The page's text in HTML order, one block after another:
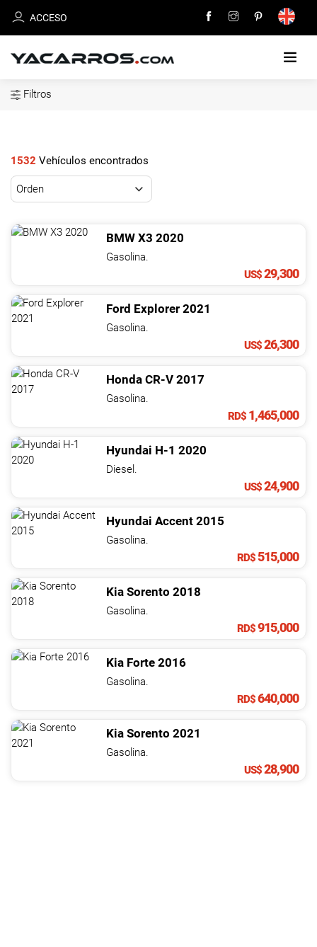
ACCESO
EN
VENTA
TU
NOTICIAS
Filtros
1532 Vehículos encontrados
BMW X3 2020
Gasolina.
US$29,300
Ford Explorer 2021
Gasolina.
US$26,300
Honda CR-V 2017
Gasolina.
RD$ 1,465,000
Hyundai H-1 2020
Diesel.
US$24,900
Hyundai Accent 2015
Gasolina.
RD$515,000
Kia Sorento 2018
Gasolina.
RD$915,000
Kia Forte 2016
Gasolina.
RD$640,000
Kia Sorento 2021
Gasolina.
US$28,900